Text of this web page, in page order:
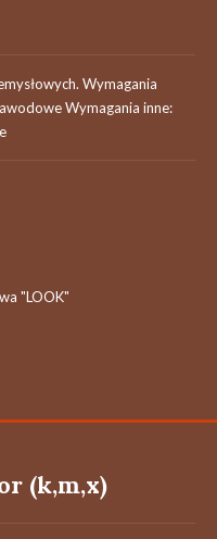
Wymagania
Wymagania inne:
"LOOK"
(k,m,x)